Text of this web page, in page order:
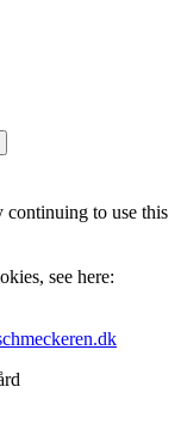
continuing to use this
see here: